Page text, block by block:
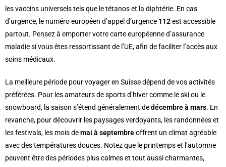
les vaccins universels tels que le tétanos et la diphtérie. En cas
d’urgence, le numéro européen d’appel d’urgence 112est accessible
partout. Pensez à emporter votre carte européenne d’assurance
maladie si vous êtes ressortissant de l’UE, afin de faciliter l’accès aux
soins médicaux.
La meilleure période pour voyager en Suisse dépend de vos activités
préférées. Pour les amateurs de sports d’hiver comme le ski ou le
snowboard, la saison s’étend généralement dedécembre à mars. En
revanche, pour découvrir les paysages verdoyants, les randonnées et
les festivals, les mois demai à septembreoffrent un climat agréable
avec des températures douces. Notez que le printemps et l’automne
peuvent être des périodes plus calmes et tout aussi charmantes,